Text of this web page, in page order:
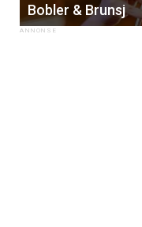
Bobler & Brunsj